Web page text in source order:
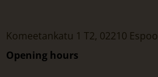
Komeetankatu 1 T2, 02210 Espoo
Opening hours